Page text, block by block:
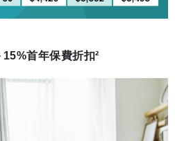
首年保費折扣²